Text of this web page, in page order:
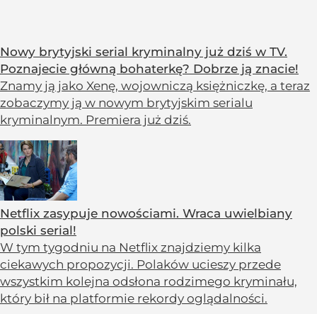
Nowy brytyjski serial kryminalny już dziś w TV.
Poznajecie główną bohaterkę? Dobrze ją znacie!
Znamy ją jako Xenę, wojowniczą księżniczkę, a teraz
zobaczymy ją w nowym brytyjskim serialu
kryminalnym. Premiera już dziś.
Netflix zasypuje nowościami. Wraca uwielbiany
polski serial!
W tym tygodniu na Netflix znajdziemy kilka
ciekawych propozycji. Polaków ucieszy przede
wszystkim kolejna odsłona rodzimego kryminału,
który bił na platformie rekordy oglądalności.